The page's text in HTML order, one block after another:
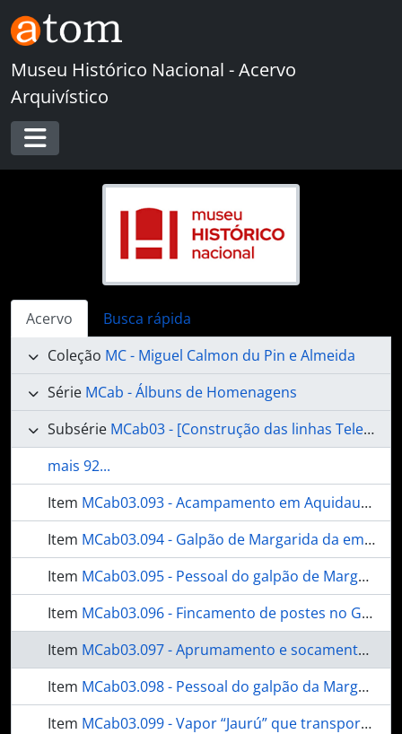
Skip to main content
Museu Histórico Nacional - Acervo
Arquivístico
Toggle navigation
Acervo
Busca rápida
Coleção MC - Miguel Calmon du Pin e Almeida
Série MCab - Álbuns de Homenagens
Subsérie MCab03 - [Construção das linhas Telegráficas no Estado de Mato Grosso]
mais 92...
Item MCab03.093 - Acampamento em Aquidauana
Item MCab03.094 - Galpão de Margarida da empresa de Matte Laranjeira [Mate Laranjeira]
Item MCab03.095 - Pessoal do galpão de Margarida
Item MCab03.096 - Fincamento de postes no Guachy: bifurcação das linhas de Corumbá e Cuyabá [Cuiabá]
Item MCab03.097 - Aprumamento e socamento de postes no Guachy
Item MCab03.098 - Pessoal do galpão da Margarida
Item MCab03.099 - Vapor “Jaurú” que transportou o pessoal da Comissão [...].